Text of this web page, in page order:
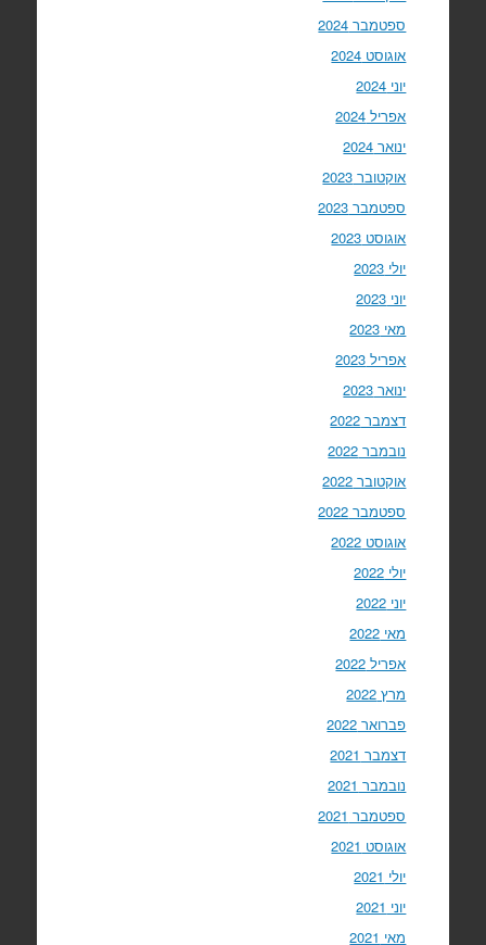
ספטמבר 2024
אוגוסט 2024
יוני 2024
אפריל 2024
ינואר 2024
אוקטובר 2023
ספטמבר 2023
אוגוסט 2023
יולי 2023
יוני 2023
מאי 2023
אפריל 2023
ינואר 2023
דצמבר 2022
נובמבר 2022
אוקטובר 2022
ספטמבר 2022
אוגוסט 2022
יולי 2022
יוני 2022
מאי 2022
אפריל 2022
מרץ 2022
פברואר 2022
דצמבר 2021
נובמבר 2021
ספטמבר 2021
אוגוסט 2021
יולי 2021
יוני 2021
מאי 2021